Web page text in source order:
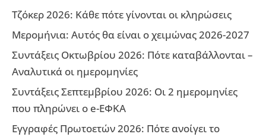
Τζόκερ 2026: Κάθε πότε γίνονται οι κληρώσεις
Μερομήνια: Αυτός θα είναι ο χειμώνας 2026-2027
Συντάξεις Οκτωβρίου 2026: Πότε καταβάλλονται –
Αναλυτικά οι ημερομηνίες
Συντάξεις Σεπτεμβρίου 2026: Οι 2 ημερομηνίες
που πληρώνει ο e-ΕΦΚΑ
Εγγραφές Πρωτοετών 2026: Πότε ανοίγει το